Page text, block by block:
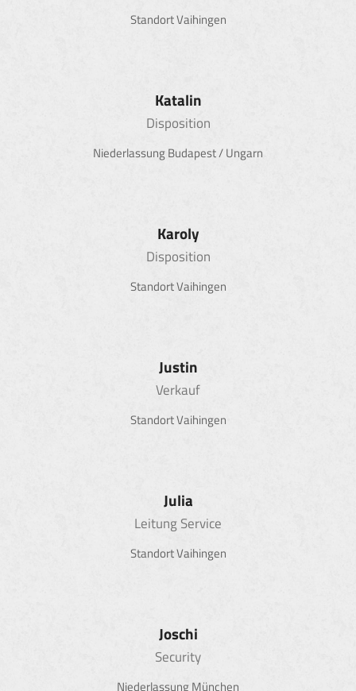
Standort Vaihingen
Katalin
Disposition
Niederlassung Budapest / Ungarn
Karoly
Disposition
Standort Vaihingen
Justin
Verkauf
Standort Vaihingen
Julia
Leitung Service
Standort Vaihingen
Joschi
Security
Niederlassung München